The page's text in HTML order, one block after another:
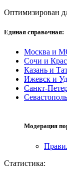
Оптимизирован
Единая справочная:
Москва и
Сочи и
Казань и
Ижевск и
Санкт-
Модерация
Статистика: